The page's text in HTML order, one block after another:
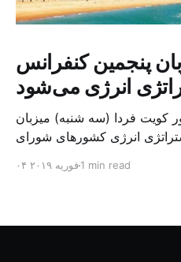
پنجمین کنفرانس
انرژی می‌شود
کویت فردا (سه شنبه) میزبان
انرژی کشورهای شورای
نفت و گاز در این کنفرانس
۰۴ فوریه ۲۰۱۹1 min read